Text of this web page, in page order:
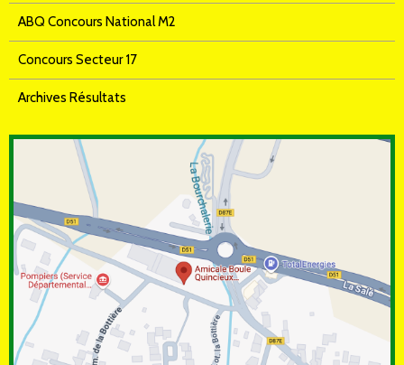
ABQ Concours National M2
Concours Secteur 17
Archives Résultats